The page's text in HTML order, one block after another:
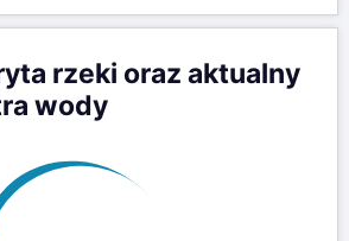
rzeki oraz aktualny
wody